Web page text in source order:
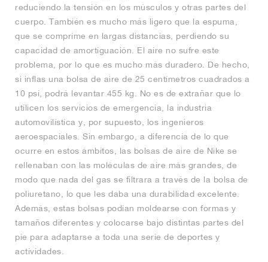
reduciendo la tensión en los músculos y otras partes del
cuerpo. También es mucho más ligero que la espuma,
que se comprime en largas distancias, perdiendo su
capacidad de amortiguación. El aire no sufre este
problema, por lo que es mucho más duradero. De hecho,
si inflas una bolsa de aire de 25 centímetros cuadrados a
10 psi, podrá levantar 455 kg. No es de extrañar que lo
utilicen los servicios de emergencia, la industria
automovilística y, por supuesto, los ingenieros
aeroespaciales. Sin embargo, a diferencia de lo que
ocurre en estos ámbitos, las bolsas de aire de Nike se
rellenaban con las moléculas de aire más grandes, de
modo que nada del gas se filtrara a través de la bolsa de
poliuretano, lo que les daba una durabilidad excelente.
Además, estas bolsas podían moldearse con formas y
tamaños diferentes y colocarse bajo distintas partes del
pie para adaptarse a toda una serie de deportes y
actividades.